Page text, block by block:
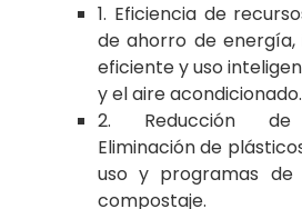
1. Eficiencia de
de ahorro de energía,
eficiente y uso
y el aire acondicionado.
2. Reducción de
Eliminación de
uso y programas de
compostaje.